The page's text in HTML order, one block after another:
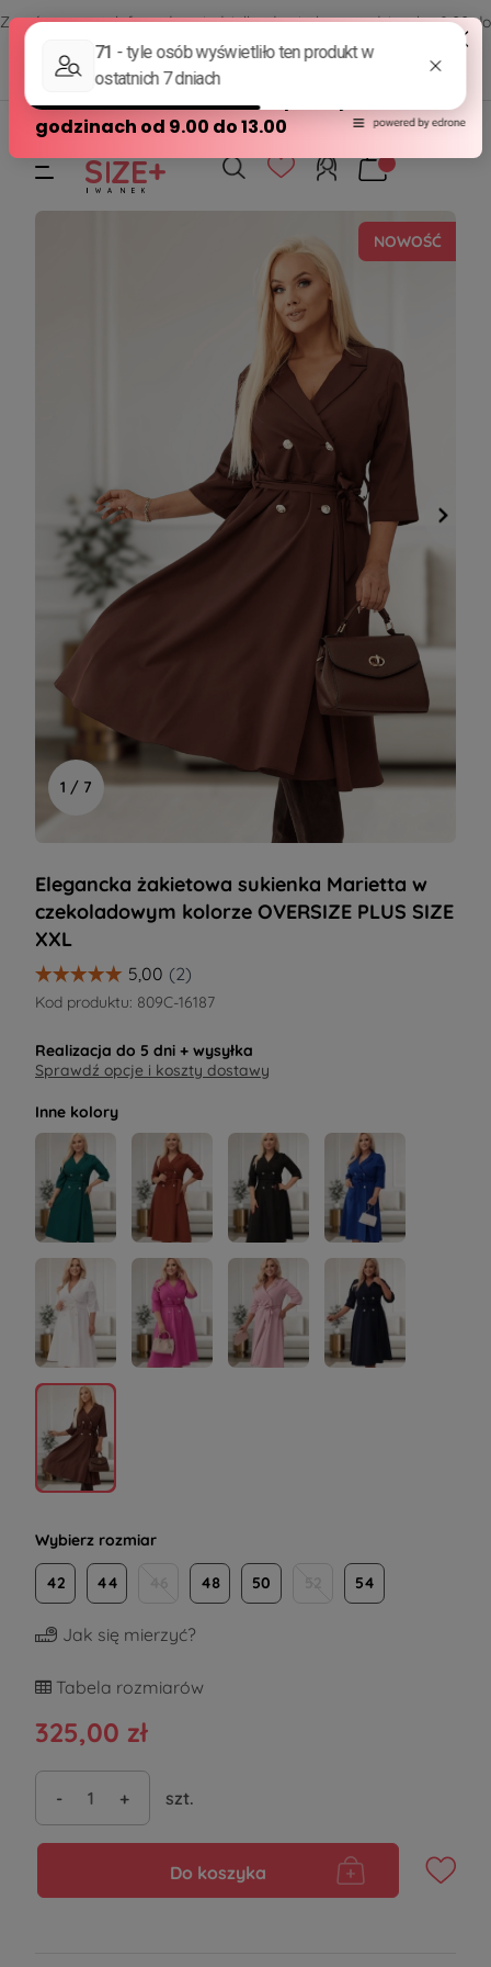
Zamów przez telefon od poniedziałku do piątku w godzinach - 8:00 do
15:00
570 390 351
sklep@modasizeplus.pl
NOWOŚĆ
1 / 7
Elegancka żakietowa sukienka Marietta w
czekoladowym kolorze OVERSIZE PLUS SIZE
XXL
Kod produktu: 809C-16187
Realizacja do 5 dni + wysyłka
Sprawdź opcje i koszty dostawy
Inne kolory
Wybierz rozmiar
42 44 48 50 54
Jak się mierzyć?
Tabela rozmiarów
325,00 zł
- + szt.
Do koszyka